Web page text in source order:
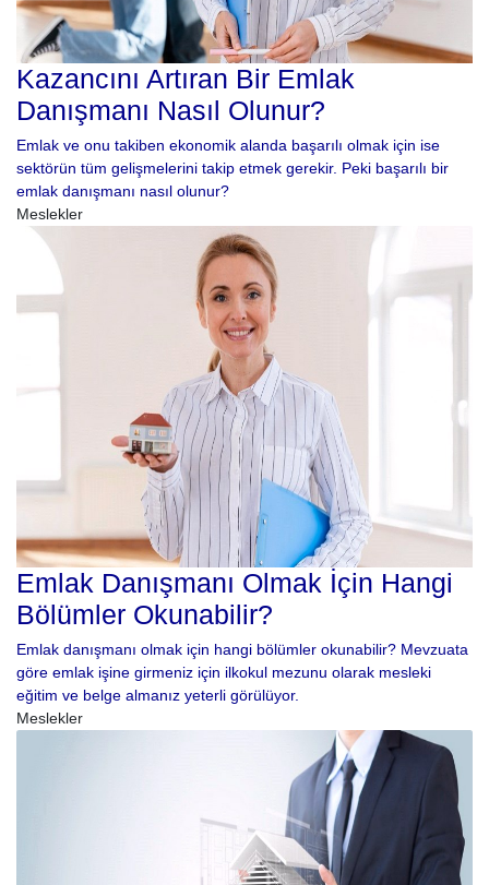
Kazancını Artıran Bir Emlak
Danışmanı Nasıl Olunur?
Emlak ve onu takiben ekonomik alanda başarılı olmak için ise
sektörün tüm gelişmelerini takip etmek gerekir. Peki başarılı bir
emlak danışmanı nasıl olunur?
Meslekler
Emlak Danışmanı Olmak İçin Hangi
Bölümler Okunabilir?
Emlak danışmanı olmak için hangi bölümler okunabilir? Mevzuata
göre emlak işine girmeniz için ilkokul mezunu olarak mesleki
eğitim ve belge almanız yeterli görülüyor.
Meslekler